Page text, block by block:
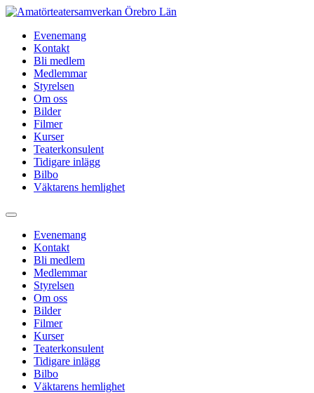
Hoppa
innehållEvenemang
Kontakt
Bli medlem
Medlemmar
Styrelsen
Om oss
Bilder
Filmer
Kurser
Teaterkonsulent
Tidigare inlägg
Bilbo
Väktarens hemlighet
Evenemang
Kontakt
Bli medlem
Medlemmar
Styrelsen
Om oss
Bilder
Filmer
Kurser
Teaterkonsulent
Tidigare inlägg
Bilbo
Väktarens hemlighet